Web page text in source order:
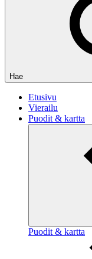
Hae
Etusivu
Vierailu
Puodit & kartta
Puodit & kartta